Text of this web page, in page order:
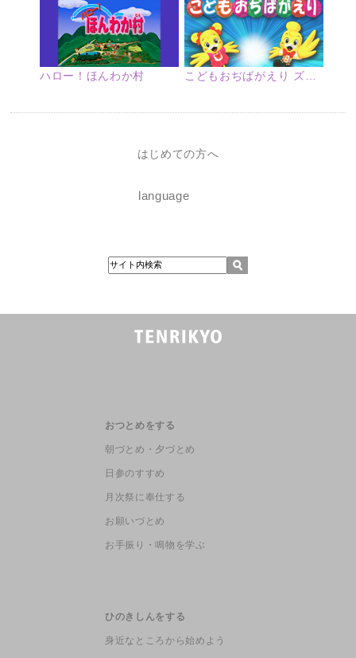
ハロー！ほんわか村 こどもおぢばがえり ズームアップ
はじめての方へ
language
おつとめをする
朝づとめ・夕づとめ
日参のすすめ
月次祭に奉仕する
お願いづとめ
お手振り・鳴物を学ぶ
ひのきしんをする
身近なところから始めよう